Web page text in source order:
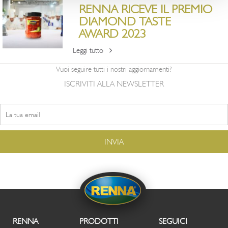
RENNA RICEVE IL PREMIO
DIAMOND TASTE
AWARD 2023
Leggi tutto
Vuoi seguire tutti i nostri aggiornamenti?
ISCRIVITI ALLA NEWSLETTER
RENNA PRODOTTI SEGUICI